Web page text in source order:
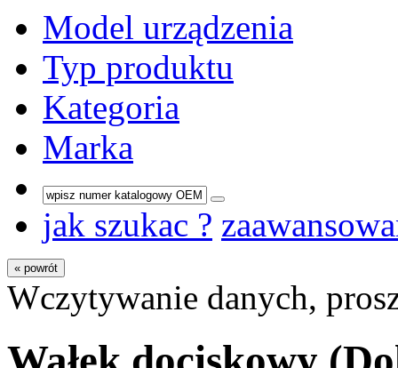
Model urządzenia
Typ produktu
Kategoria
Marka
jak szukac ?
« powrót
Wczytywanie danych,